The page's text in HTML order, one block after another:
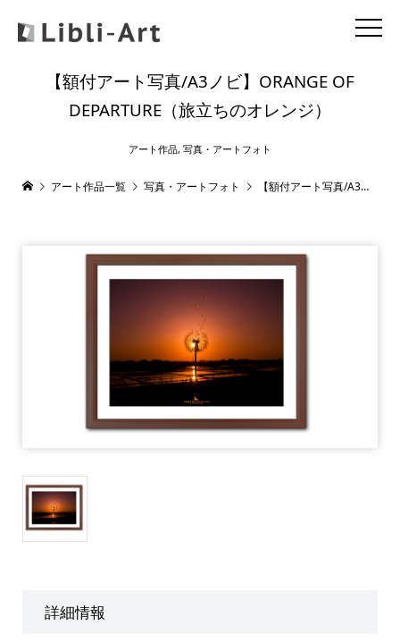
【額付アート写真/A3ノビ】ORANGE OF
DEPARTURE（旅立ちのオレンジ）
アート作品, 写真・アートフォト
アート作品一覧 写真・アートフォト 【額付アート写真/A3ノビ】ORANGE OF DEPARTURE（旅立ちのオレンジ）
詳細情報